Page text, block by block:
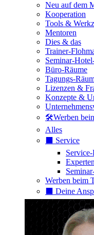
Neu auf dem
Kooperation
Tools &
Mentoren
Dies & das
Trainer-
Seminar-
Büro-Räume
Tagungs-
Lizenzen &
Konzepte &
🛠️Werben
Alles
⬛️ Service
Werben beim
⬛️ Deine